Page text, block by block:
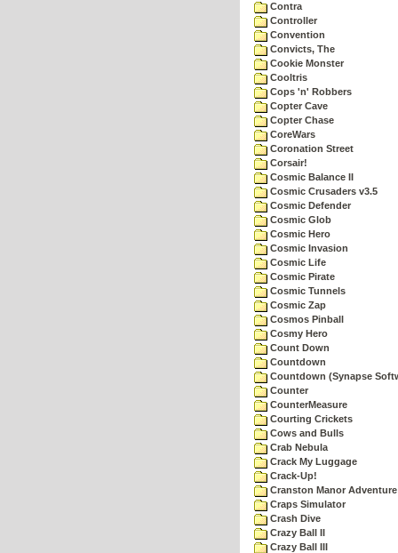
Contra
Controller
Convention
Convicts, The
Cookie Monster
Cooltris
Cops 'n' Robbers
Copter Cave
Copter Chase
CoreWars
Coronation Street
Corsair!
Cosmic Balance II
Cosmic Crusaders v3.5
Cosmic Defender
Cosmic Glob
Cosmic Hero
Cosmic Invasion
Cosmic Life
Cosmic Pirate
Cosmic Tunnels
Cosmic Zap
Cosmos Pinball
Cosmy Hero
Count Down
Countdown
Countdown (Synapse
Counter
CounterMeasure
Courting Crickets
Cows and Bulls
Crab Nebula
Crack My Luggage
Crack-Up!
Cranston Manor Adventure
Craps Simulator
Crash Dive
Crazy Ball II
Crazy Ball III